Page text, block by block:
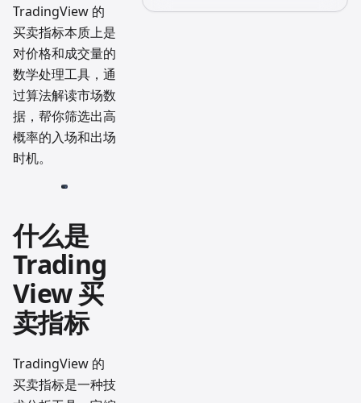
TradingView 的
买卖指标本质上是
对价格和成交量的
数学处理工具，通
过算法解读市场数
据，帮你筛选出高
概率的入场和出场
时机。
什么是
Trading
View 买
卖指标
TradingView 的
买卖指标是一种技